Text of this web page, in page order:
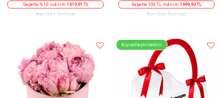
Sepette % 10 indirim 1619,91 TL
Aynı Gün Teslimat
Sepette 100 TL indirim 1999,90 TL
Aynı Gün Teslimat
Kişiselleştirilebilir